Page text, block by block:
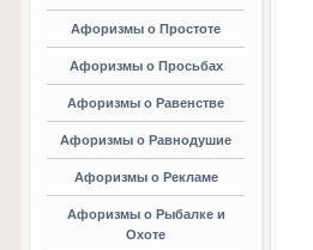
Афоризмы о Простоте
Афоризмы о Просьбах
Афоризмы о Равенстве
Афоризмы о Равнодушие
Афоризмы о Рекламе
Афоризмы о Рыбалке и
Охоте